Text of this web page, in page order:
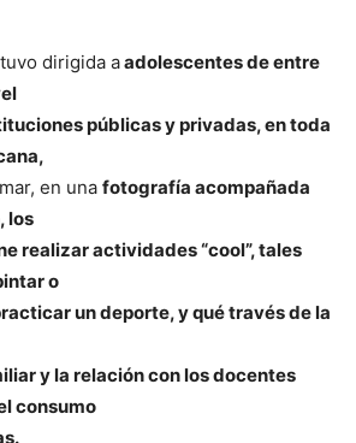
dirigida aadolescentes de entre
públicas y privadas, en toda
en una fotografía acompañada
los
realizar actividades “cool”, tales
o
un deporte, y qué través de la
y la relación con los docentes
consumo